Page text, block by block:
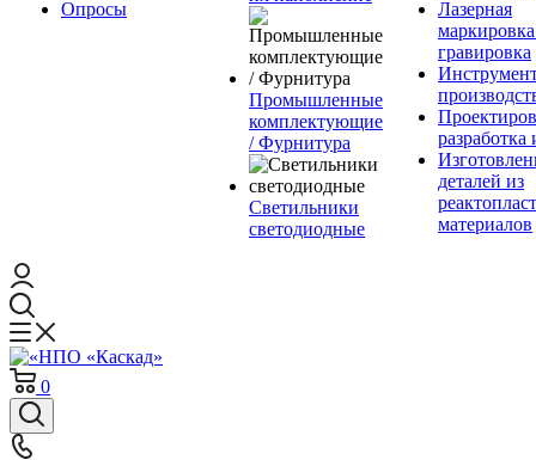
Опросы
Промышленные
комплектующие
/ Фурнитура
Светильники
светодиодные
Лазерная
гравировка
разработка
деталей из
материалов
0